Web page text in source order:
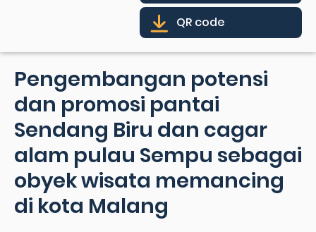
QR code
Pengembangan potensi
dan promosi pantai
Sendang Biru dan cagar
alam pulau Sempu sebagai
obyek wisata memancing
di kota Malang